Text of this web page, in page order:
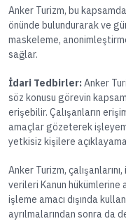
Anker Turizm, bu
önünde bulundurarak ve
maskeleme,
sağlar.
İdari Tedbirler:Anker
söz konusu görevin
erişebilir. Çalışanların
amaçlar gözeterek
yetkisiz kişilere
Anker Turizm,
verileri Kanun hükümlerine
işleme amacı dışında
ayrılmalarından sonra da